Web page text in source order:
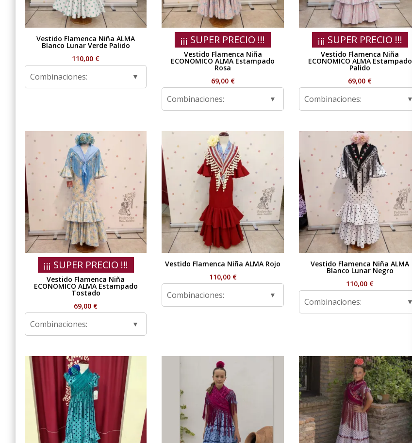
Vestido Flamenca Niña ALMA
Blanco Lunar Verde Palido
110,00 €
Combinaciones:
¡¡¡ SUPER PRECIO !!!
Vestido Flamenca Niña
ECONOMICO ALMA Estampado
Rosa
69,00 €
Combinaciones:
¡¡¡ SUPER PRECIO !!!
Vestido Flamenca Niña
ECONOMICO ALMA Estampado
Palido
69,00 €
Combinaciones:
¡¡¡ SUPER PRECIO !!!
Vestido Flamenca Niña
ECONOMICO ALMA Estampado
Tostado
69,00 €
Combinaciones:
Vestido Flamenca Niña ALMA Rojo
110,00 €
Combinaciones:
Vestido Flamenca Niña ALMA
Blanco Lunar Negro
110,00 €
Combinaciones: